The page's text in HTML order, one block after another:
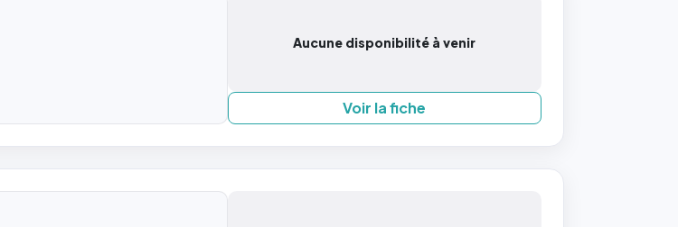
Aucune disponibilité à venir
Voir la fiche